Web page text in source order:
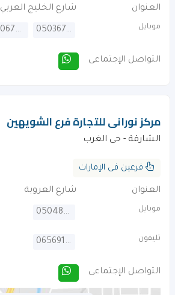
العنوان شارع الخليج العربي
موبايل 0503674717
0506775322
التواصل الإجتماعى
مركز نورانى للتجارة فرع الشويهين
الشارقة - حى الغرب
فرعين فى الإمارات
العنوان شارع العروبة
موبايل 0504886684
تليفون 065691247
التواصل الإجتماعى